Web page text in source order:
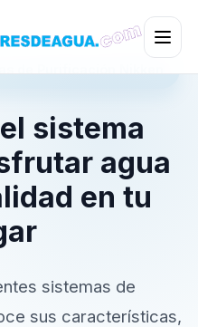
sistema
agua
en tu
sistemas de
sus características,